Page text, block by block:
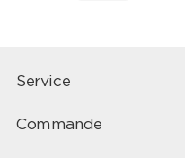
Service
Commande